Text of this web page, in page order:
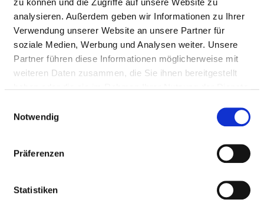
analysieren. Außerdem geben wir Informationen zu Ihrer
Verwendung unserer Website an unsere Partner für
soziale Medien, Werbung und Analysen weiter. Unsere
Partner führen diese Informationen möglicherweise mit
weiteren Daten zusammen, die Sie ihnen bereitgestellt
Notwendig
Präferenzen
Statistiken
AMBULANTE
BEHANDLUNGSMÖGLICHKEITEN
ANÄSTHESIOLOGISCHE PRIVATAMBULANZ (DR.
MED. J. GÖDEKE)
Kommentar:
Angebotene
Spezialsprechstunde -
ANÄSTHESIOLOGISCHE AMBULANZ (DR. MED. J.